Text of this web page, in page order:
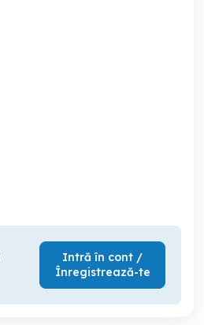
Intră în cont /
Înregistrează-te